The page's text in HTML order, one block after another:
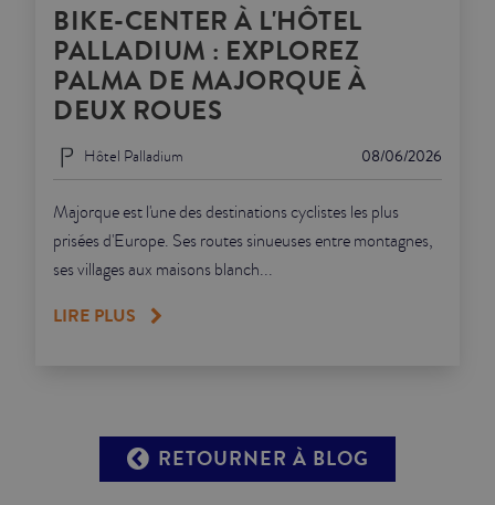
BIKE-CENTER À L'HÔTEL
PALLADIUM : EXPLOREZ
PALMA DE MAJORQUE À
DEUX ROUES
08/06/2026
Hôtel Palladium
Majorque est l'une des destinations cyclistes les plus
prisées d'Europe. Ses routes sinueuses entre montagnes,
ses villages aux maisons blanch...
LIRE PLUS
RETOURNER À BLOG